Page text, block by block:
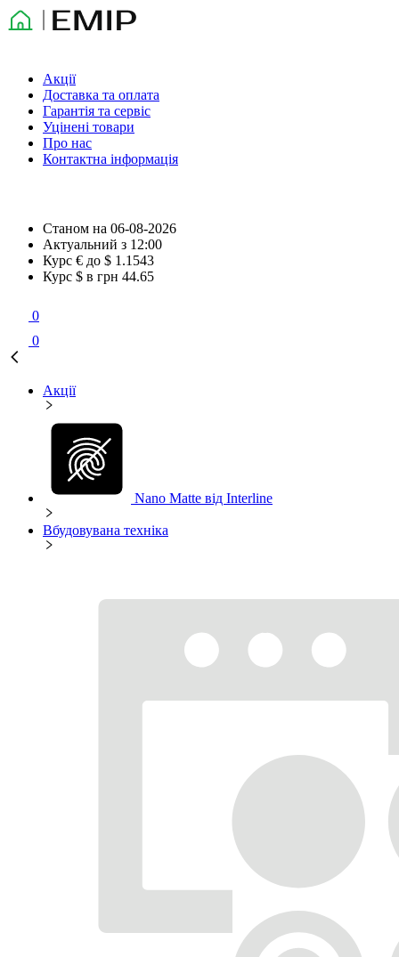
Акції
Доставка та оплата
Гарантія та сервіс
Уцінені товари
Про нас
Контактна інформація
Станом на 06-08-2026
Актуальний з 12:00
Курс € до $ 1.1543
Курс $ в грн 44.65
0
0
Акції
Nano Matte від Interline
Вбудовувана техніка